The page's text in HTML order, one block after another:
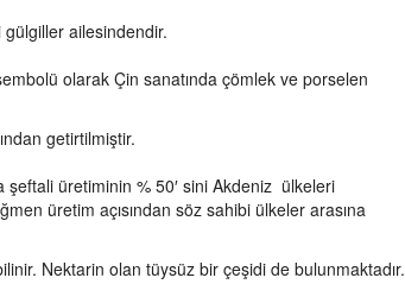
gülgiller ailesindendir.
olarak Çin sanatında çömlek ve porselen
getirtilmiştir.
üretiminin % 50′ sini Akdeniz ülkeleri
üretim açısından söz sahibi ülkeler arasına
Nektarin olan tüysüz bir çeşidi de bulunmaktadır.